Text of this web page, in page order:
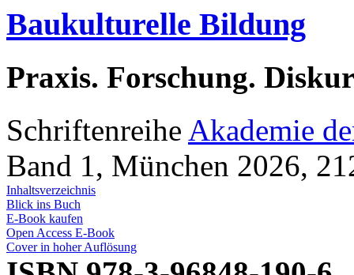
Baukulturelle Bildung
Praxis. Forschung.
Schriftenreihe Akademie
Band 1, München 2026,
Inhaltsverzeichnis
Blick ins Buch
E-Book kaufen
Open Access E-Book
Cover in hoher Auflösung